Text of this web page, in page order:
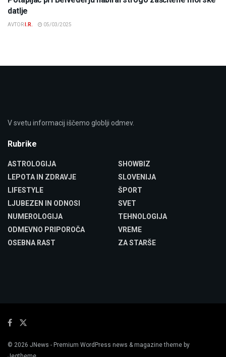
datlje
AVTOR I.R. 05/03/2025
V svetu informacij iščemo globlji odmev.
Rubrike
ASTROLOGIJA
LEPOTA IN ZDRAVJE
LIFESTYLE
LJUBEZEN IN ODNOSI
NUMEROLOGIJA
ODMEVNO PRIPOROČA
OSEBNA RAST
SHOWBIZ
SLOVENIJA
ŠPORT
SVET
TEHNOLOGIJA
VREME
ZA STARŠE
© 2026 JNews - Premium WordPress news & magazine theme by